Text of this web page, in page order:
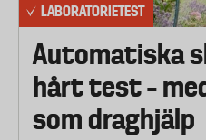
LABORATORIETEST
Automatiska
hårt test –
som draghjälp